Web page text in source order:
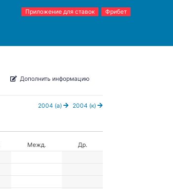
Приложение для ставок Фрибет
Дополнить информацию
2004 (а) 2004 (к)
Межд.
Др.